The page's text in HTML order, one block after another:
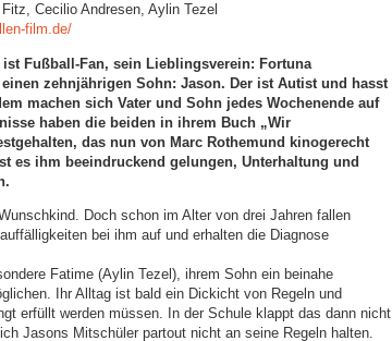
Cecilio Andresen, Aylin Tezel
film.de/
Fußball-Fan, sein Lieblingsverein: Fortuna
zehnjährigen Sohn: Jason. Der ist Autist und hasst
machen sich Vater und Sohn jedes Wochenende auf
haben die beiden in ihrem Buch „Wir
das nun von Marc Rothemund kinogerecht
es ihm beeindruckend gelungen, Unterhaltung und
Doch schon im Alter von drei Jahren fallen
bei ihm auf und erhalten die Diagnose
Fatime (Aylin Tezel), ihrem Sohn ein beinahe
Ihr Alltag ist bald ein Dickicht von Regeln und
erfüllt werden müssen. In der Schule klappt das dann nicht
Jasons Mitschüler partout nicht an seine Regeln halten.